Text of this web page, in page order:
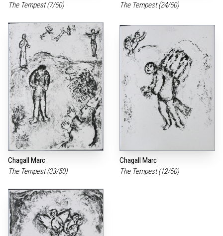
The Tempest (7/50)
The Tempest (24/50)
Chagall Marc
The Tempest (33/50)
Chagall Marc
The Tempest (12/50)